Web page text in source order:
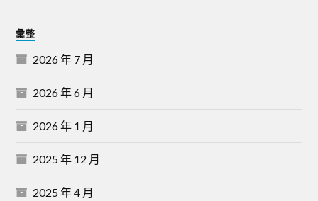
彙整
2026 年 7 月
2026 年 6 月
2026 年 1 月
2025 年 12 月
2025 年 4 月